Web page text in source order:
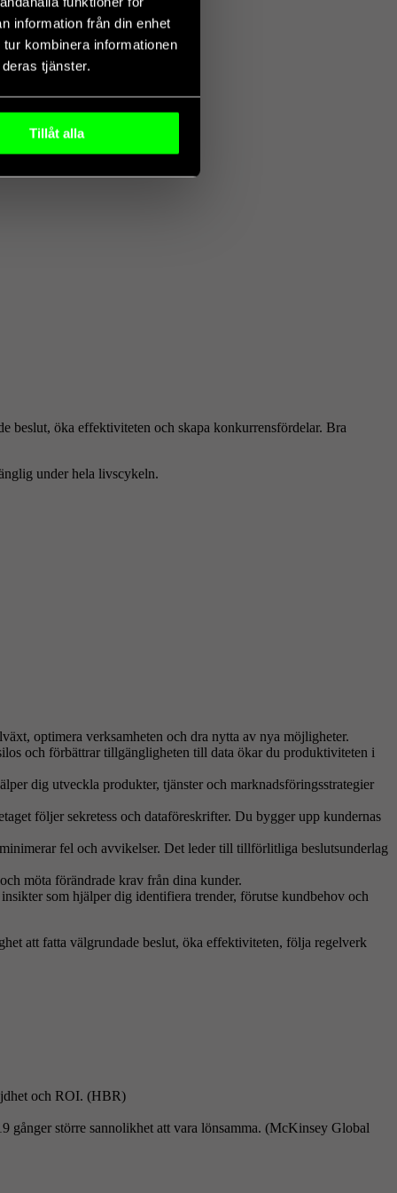
information från din enhet
kombinera informationen
tjänster.
Tillåt alla
beslut, öka effektiviteten och skapa konkurrensfördelar. Bra
under hela livscykeln.
optimera verksamheten och dra nytta av nya möjligheter.
och förbättrar tillgängligheten till data ökar du produktiviteten i
dig utveckla produkter, tjänster och marknadsföringsstrategier
följer sekretess och dataföreskrifter. Du bygger upp kundernas
fel och avvikelser. Det leder till tillförlitliga beslutsunderlag
möta förändrade krav från dina kunder.
som hjälper dig identifiera trender, förutse kundbehov och
att fatta välgrundade beslut, öka effektiviteten, följa regelverk
och ROI. (HBR)
gånger större sannolikhet att vara lönsamma. (McKinsey Global